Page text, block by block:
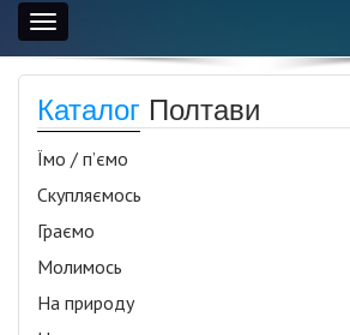
Toggle
navigation
Каталог Полтави
Їмо / п’ємо
Скупляємось
Граємо
Молимось
На природу